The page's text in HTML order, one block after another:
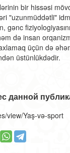
bir hissəsi
"uzunmüddətli"
gənc
də insan
üçün də
üstünlükdədir.
данной
view/Yaş-və-sport